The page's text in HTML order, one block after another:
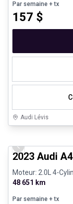
Par semaine + tx
157 $
Audi Lévis
Véhicules
Previous slide
2023 Audi
Moteur: 2.0L 4-
48 651 km
Par semaine + tx